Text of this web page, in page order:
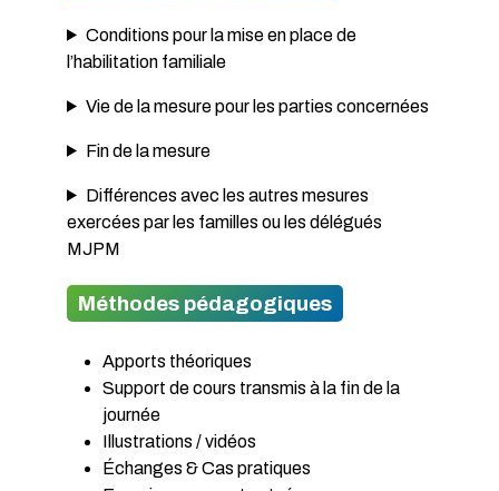
Conditions pour la mise en place de
l’habilitation familiale
Vie de la mesure pour les parties concernées
Fin de la mesure
Différences avec les autres mesures
exercées par les familles ou les délégués
MJPM
Méthodes pédagogiques
Apports théoriques
Support de cours transmis à la fin de la
journée
Illustrations / vidéos
Échanges & Cas pratiques